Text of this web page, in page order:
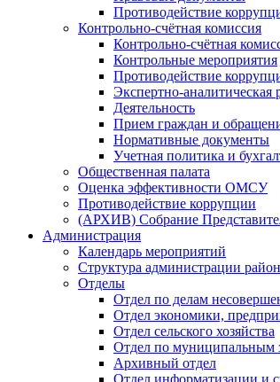
Противодействие
Контрольно-счётная комиссия
Контрольно-счётная
Контрольные мероприятия
Противодействие
Экспертно-аналитическая
Деятельность
Прием граждан и
Нормативные документы
Учетная политика и
Общественная палата
Оценка эффективности ОМСУ
Противодействие коррупции
(АРХИВ) Собрание
Администрация
Календарь мероприятий
Структура администрации
Отделы
Отдел по делам
Отдел экономики,
Отдел сельского хозяйства
Отдел по муниципальным
Архивный отдел
Отдел информатизации и